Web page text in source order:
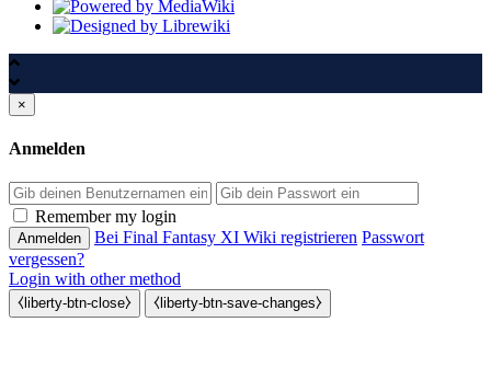
×
Anmelden
Passwort
Remember my login
Bei Final Fantasy XI Wiki registrieren Passwort
vergessen?
Login with other method
⧼liberty-btn-close⧽ ⧼liberty-btn-save-changes⧽